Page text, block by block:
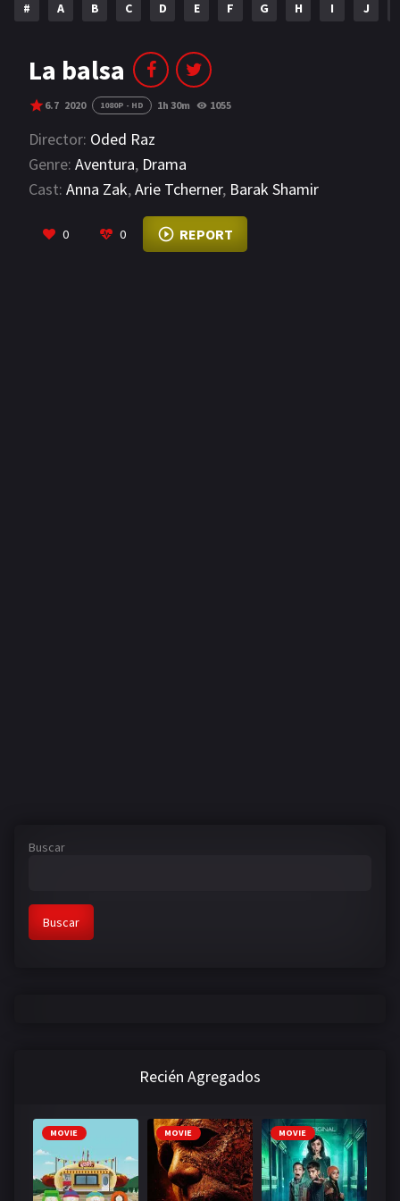
AÑOS
2023 2022
2021
2019
2002 2001
# A B C D E F G H I J
La balsa
6.7 2020 1080P - HD 1h 30m 1055
Director: Oded Raz
Genre: Aventura, Drama
Cast: Anna Zak,Arie Tcherner, Barak Shamir
0 0 REPORT
Buscar
Buscar
Recién Agregados
MOVIE MOVIE MOVIE